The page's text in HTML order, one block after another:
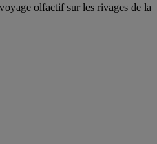
olfactif sur les rivages de la